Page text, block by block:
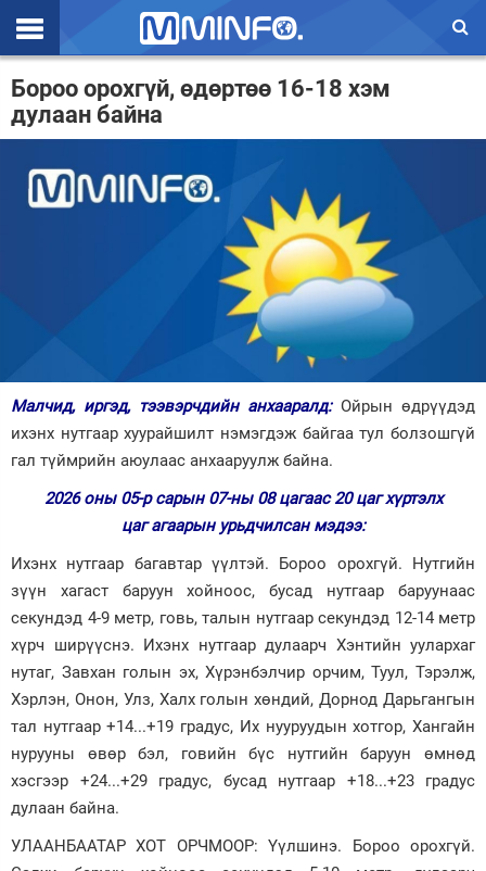
Эхлэл
Цаг агаар
Валют ханш
Улс төр
Нийгэм
Дэлхий
Бороо орохгүй, өдөртөө 16-18 хэм
дулаан байна
Малчид, иргэд, тээвэрчдийн анхааралд:Ойрын өдрүүдэд
ихэнх нутгаар хуурайшилт нэмэгдэж байгаа тул болзошгүй
гал түймрийн аюулаас анхааруулж байна.
2026 оны 05-р сарын 07-ны 08 цагаас 20 цаг хүртэлх
цаг агаарын урьдчилсан мэдээ:
Ихэнх нутгаар багавтар үүлтэй. Бороо орохгүй. Нутгийн
зүүн хагаст баруун хойноос, бусад нутгаар баруунаас
секундэд 4-9 метр, говь, талын нутгаар секундэд 12-14 метр
хүрч ширүүснэ. Ихэнх нутгаар дулаарч Хэнтийн уулархаг
нутаг, Завхан голын эх, Хүрэнбэлчир орчим, Туул, Тэрэлж,
Хэрлэн, Онон, Улз, Халх голын хөндий, Дорнод Дарьгангын
тал нутгаар +14...+19 градус, Их нууруудын хотгор, Хангайн
нурууны өвөр бэл, говийн бүс нутгийн баруун өмнөд
хэсгээр +24...+29 градус, бусад нутгаар +18...+23 градус
дулаан байна.
УЛААНБААТАР ХОТ ОРЧМООР: Үүлшинэ. Бороо орохгүй.